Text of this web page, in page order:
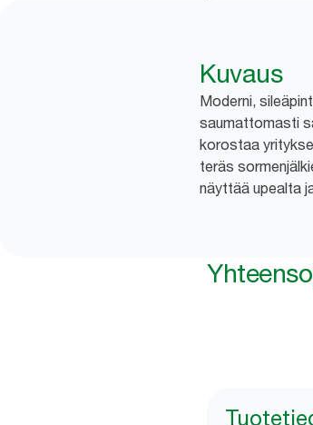
Kuvaus
Moderni,
saumattomasti
korostaa
teräs
näyttää upealta